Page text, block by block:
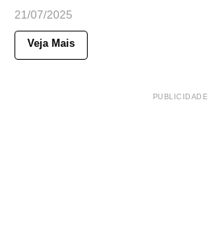
21/07/2025
Veja Mais
PUBLICIDADE